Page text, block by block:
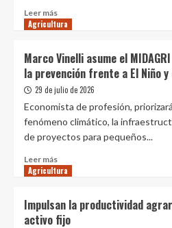
frente
a
riesgos
climáticos
y
volatilidad
global
Leer más
más
mundo
“come”
peruano:
los
productos
que
llevan
país
a
cima
del
Agricultura
Marco Vinelli asume el
la prevención frente a El Niño
29 de julio de 2026
Economista de profesión,
fenómeno climático, la
de proyectos para pequeños...
Leer más
más
Vinelli
asume
Agricultura
Impulsan la productividad
activo fijo